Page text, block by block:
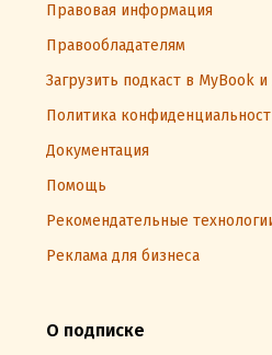
Правовая информация
Правообладателям
Загрузить подкаст в MyBook
Политика
Документация
Помощь
Рекомендательные
Реклама для бизнеса
О подписке